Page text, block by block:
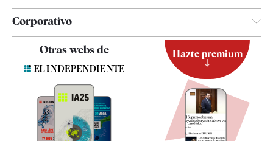
Corporativo
Contacto
Quiénes somos
Especificaciones
Otras webs de Hazte premium